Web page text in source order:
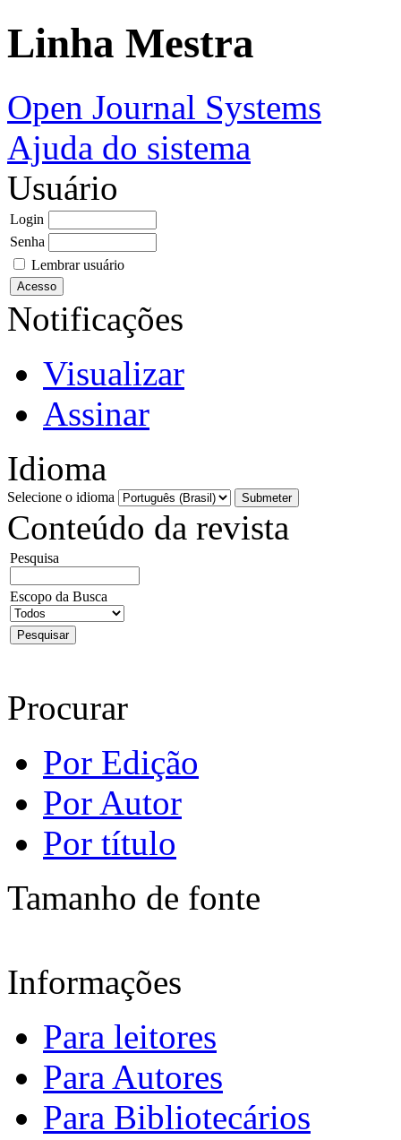
Linha Mestra
Open Journal Systems
Ajuda do sistema
Usuário
Login
Senha
Lembrar usuário
Notificações
Visualizar
Assinar
Idioma
Selecione o idioma
Conteúdo da revista
Pesquisa
Escopo da Busca
Procurar
Por Edição
Por Autor
Por título
Tamanho de fonte
Informações
Para leitores
Para Autores
Para Bibliotecários